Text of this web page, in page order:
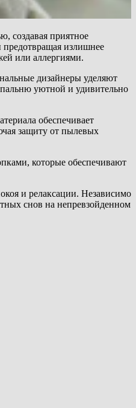
создавая приятное
излишнее
или аллергиями.
дизайнеры уделяют
уютной и удивительно
обеспечивает
защиту от пылевых
которые обеспечивают
и релаксации. Независимо
снов на непревзойденном